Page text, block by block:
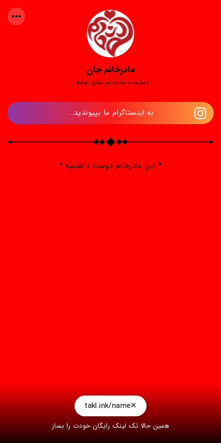
مادرخانم جان
دستپخت مادرخانم عشق توشه...
به اینستاگرام ما بپیوندید...
* این مادرخانم دوست داشتنیه *
takl.ink/name
همین حالا تک لینک رایگان خودت را بساز